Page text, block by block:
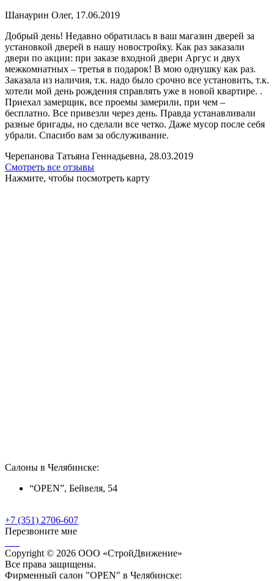
Шанаурин Олег, 17.06.2019
Добрый день! Недавно обратилась в ваш магазин дверей за
установкой дверей в нашу новостройку. Как раз заказали
двери по акции: при заказе входной двери Аргус и двух
межкомнатных – третья в подарок! В мою однушку как раз.
Заказала из наличия, т.к. надо было срочно все установить, т.к.
хотели мой день рождения справлять уже в новой квартире. .
Приехал замерщик, все проемы замерили, при чем –
бесплатно. Все привезли через день. Правда устанавливали
разные бригады, но сделали все четко. Даже мусор после себя
убрали. Спасибо вам за обслуживание.
Черепанова Татьяна Геннадьевна, 28.03.2019
Смотреть все отзывы
Нажмите, чтобы посмотреть карту
Салоны в Челябинске:
“OPEN”, Бейвеля, 54
+7 (351) 2706-607
Перезвоните мне
Copyright © 2026 ООО «СтройДвижение»
Все права защищены.
Фирменный салон "OPEN" в Челябинске: